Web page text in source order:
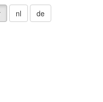
nl de